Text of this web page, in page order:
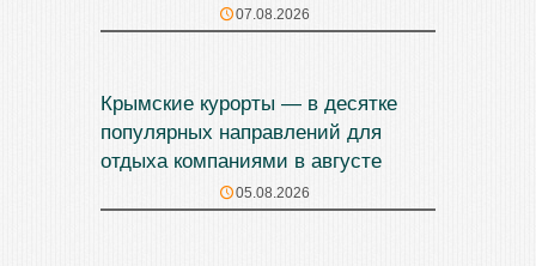
07.08.2026
Крымские курорты — в десятке
популярных направлений для
отдыха компаниями в августе
05.08.2026